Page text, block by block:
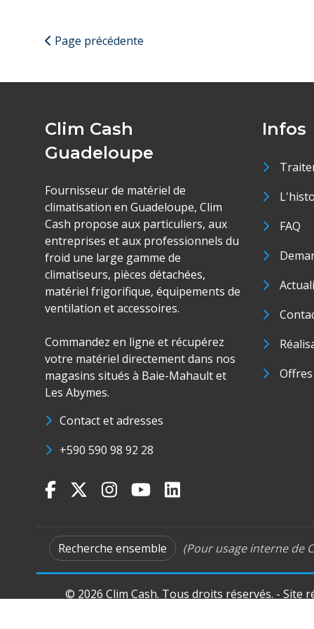
Page précédente
Clim Cash
Guadeloupe
Fournisseur de matériel de
climatisation en Guadeloupe, Clim
Cash propose aux particuliers, aux
entreprises et aux professionnels du
froid une large gamme de
climatiseurs, pièces détachées,
matériel frigorifique, équipements de
ventilation et accessoires.
Commandez en ligne et récupérez
votre matériel directement dans nos
magasins situés à Baie-Mahault et
Les Abymes.
Contact et adresses
+590 590 98 92 28
Infos
FAQ
Recherche ensemble (Pour usage interne de
© 2026 Clim Cash. Tous droits réservés. - Site